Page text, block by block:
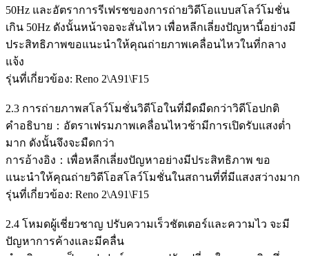
50Hz และอัตราการรีเฟรชของการถ่ายวิดีโอแบบสโลว์โมชั่น
เกิน 50Hz ดังนั้นหน้าจอจะสั่นไหว เพื่อหลีกเลี่ยงปัญหานี้อย่างมี
ประสิทธิภาพขอแนะนำให้คุณถ่ายภาพเคลื่อนไหวในที่กลาง
แจ้ง
รุ่นที่เกี่ยวข้อง: Reno 2\A91\F15
2.3 การถ่ายภาพสโลว์โมชั่นวิดีโอในที่มืดมืดกว่าวิดีโอปกติ
คำอธิบาย：อัตราเฟรมภาพเคลื่อนไหวช้ามีการเปิดรับแสงต่ำ
มาก ดังนั้นจึงจะมืดกว่า
การอ้างอิง：เพื่อหลีกเลี่ยงปัญหาอย่างมีประสิทธิภาพ ขอ
แนะนำให้คุณถ่ายวิดีโอสโลว์โมชั่นในสถานที่ที่มีแสงสว่างมาก
รุ่นที่เกี่ยวข้อง: Reno 2\A91\F15
2.4 โหมดผู้เชี่ยวชาญ ปรับความเร็วชัตเตอร์และความไว จะมี
ปัญหาการค้างและมีคลื่น